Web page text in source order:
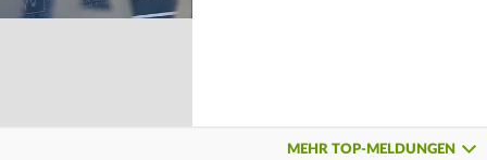
MEHR TOP-MELDUNGEN